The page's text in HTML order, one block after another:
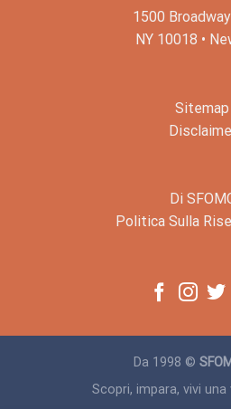
1500
NY 10018 •
Sitemap
Di
Politica Sulla
Da 1998 ©
Scopri, impara, vivi